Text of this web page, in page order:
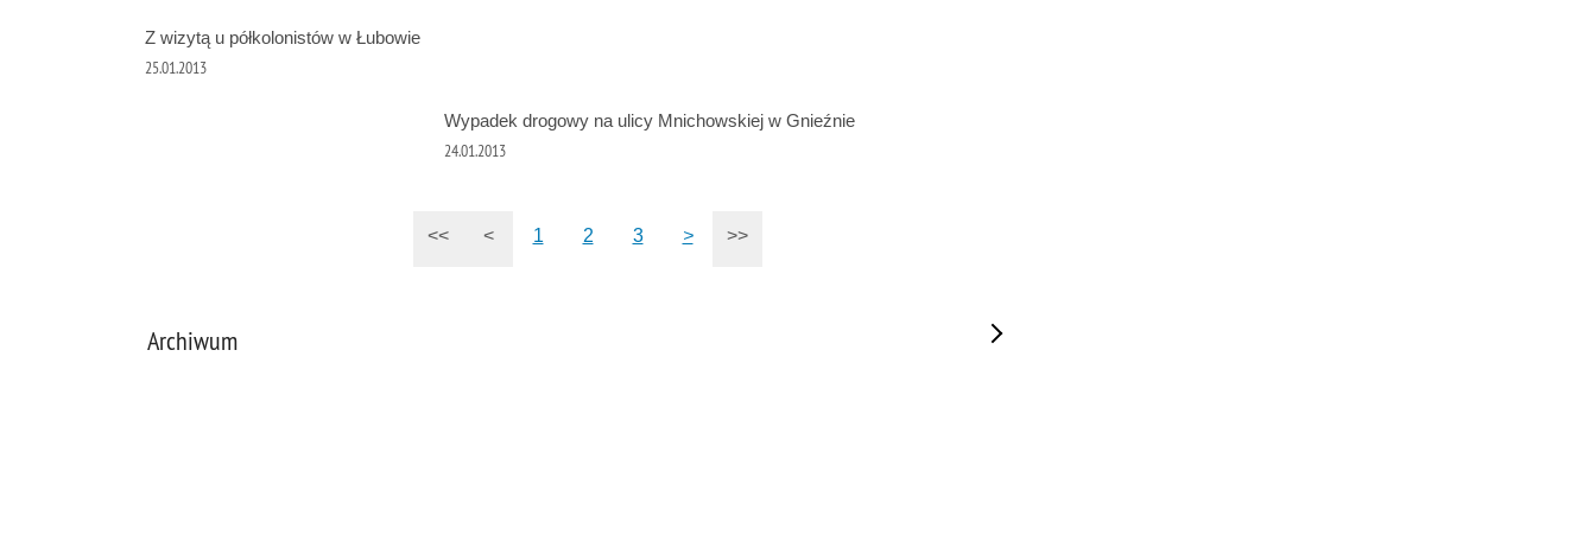
Z wizytą u półkolonistów w Łubowie
25.01.2013
Wypadek drogowy na ulicy Mnichowskiej w Gnieźnie
24.01.2013
<< < 1 2 3 > >>
Archiwum